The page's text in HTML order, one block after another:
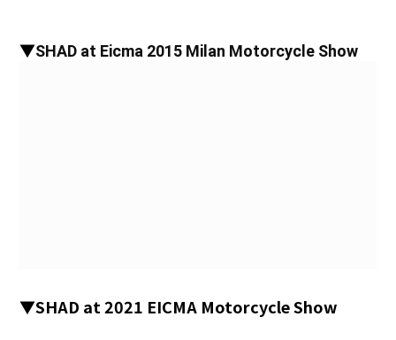
▼SHAD at Eicma 2015 Milan Motorcycle Show
▼SHAD at 2021 EICMA Motorcycle Show